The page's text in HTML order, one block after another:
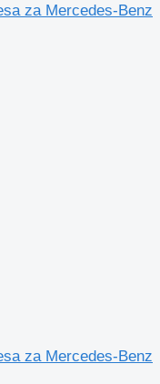
za Mercedes-Benz
za Mercedes-Benz